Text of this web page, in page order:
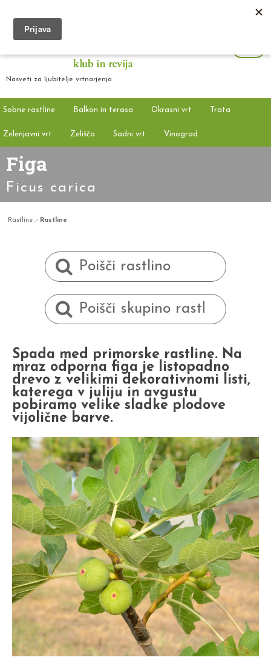
Nasveti za ljubitelje vrtnarjenja
Sobne rastline Balkon in terasa Okrasni vrt Trata
Zelenjavni vrt Zelišča Sadni vrt Vinograd
Figa
Ficus carica
Rastline Rastline
Spada med primorske rastline. Na
mraz odporna figa je listopadno
drevo z velikimi dekorativnomi listi,
katerega v juliju in avgustu
pobiramo velike sladke plodove
vijolične barve.